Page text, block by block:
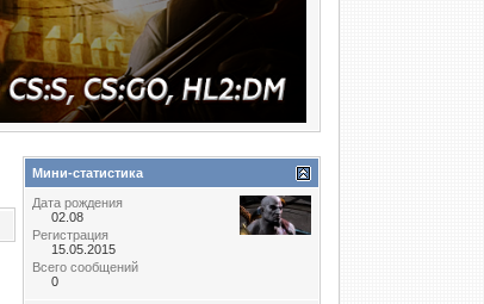
Мини-статистика
Дата рождения
02.08
Регистрация
15.05.2015
Всего сообщений
0